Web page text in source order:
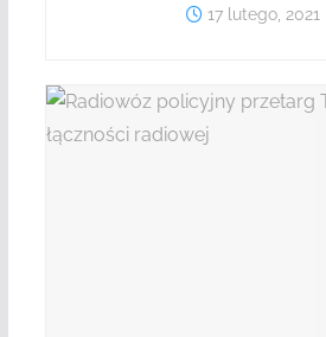
17 lutego, 2021